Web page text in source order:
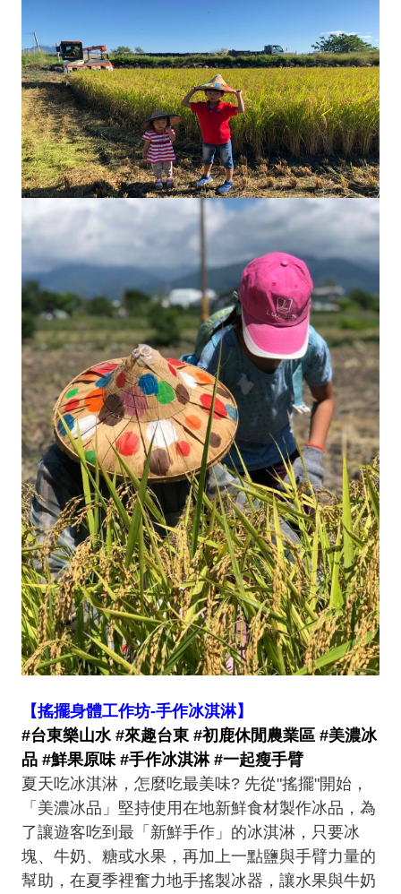
【搖擺身體工作坊-手作冰淇淋】
#台東樂山水 #來趣台東 #初鹿休閒農業區 #美濃冰
品​ #鮮果原味 #手作冰淇淋 ​#一起瘦手臂
夏天吃冰淇淋，怎麼吃最美味? 先從"搖擺"開始，
「美濃冰品」堅持使用在地新鮮食材製作冰品，為
了讓遊客吃到最「新鮮手作」的冰淇淋，只要冰
塊、牛奶、糖或水果，再加上一點鹽與手臂力量的
幫助，在夏季裡奮力地手搖製冰器，讓水果與牛奶